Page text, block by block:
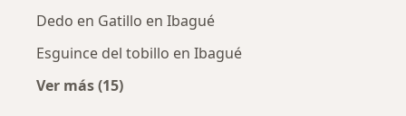
Dedo en Gatillo en Ibagué
Esguince del tobillo en Ibagué
Ver más (15)